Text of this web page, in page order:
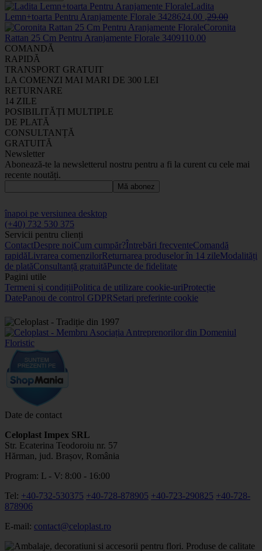
Ladita
Lemn+toarta Pentru Aranjamente Florale 3428624.00 ,29.00
Coronita
Rattan 25 Cm Pentru Aranjamente Florale 34091 10.00
COMANDĂ
RAPIDĂ
TRANSPORT GRATUIT
LA COMENZI MAI MARI DE 300 LEI
RETURNARE
14 ZILE
POSIBILITĂȚI MULTIPLE
DE PLATĂ
CONSULTANȚĂ
GRATUITĂ
Newsletter
Abonează-te la newsletterul nostru pentru a fi la curent cu cele mai
recente noutăți.
Mă abonez
înapoi pe versiunea desktop
(+40) 732 530 375
Servicii pentru clienți
ContactDespre noiCum cumpăr?Întrebări frecventeComandă
rapidăLivrarea comenzilorReturnarea produselor în 14 zileModalități
de platăConsultanță gratuităPuncte de fidelitate
Pagini utile
Termeni și condițiiPolitica de utilizare cookie-uriProtecție
DatePanou de control GDPRSetari preferinte cookie
Date de contact
Celoplast Impex SRL
Str. Ecaterina Teodoroiu nr. 57
Hărman, jud. Brașov, România
Program: L - V: 8:00 - 16:00
Tel: +40-732-530375 +40-728-878905 +40-723-290825 +40-728-
878906
E-mail: contact@celoplast.ro